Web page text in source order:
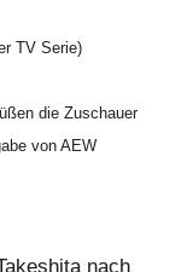
TV Serie)
die Zuschauer
von AEW
nach